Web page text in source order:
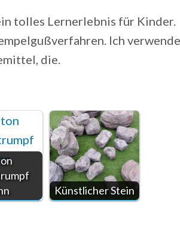
tolles Lernerlebnis für Kinder.
Ich verwende
die.
Künstlicher Stein